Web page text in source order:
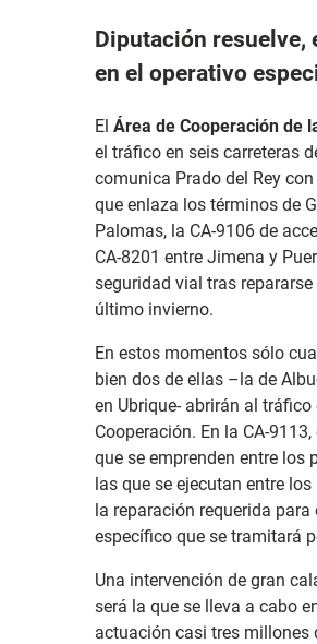
Diputación resuelve,
en el operativo
El Área de Cooperación de
el tráfico en seis carreteras
comunica Prado del Rey
que enlaza los términos de
Palomas, la CA-9106 de
CA-8201 entre Jimena y
seguridad vial tras
último invierno.
En estos momentos sólo
bien dos de ellas –la de
en Ubrique- abrirán al
Cooperación. En la CA-
que se emprenden entre los
las que se ejecutan entre
la reparación requerida
específico que se tramitará
Una intervención de gran
será la que se lleva a cabo
actuación casi tres millones